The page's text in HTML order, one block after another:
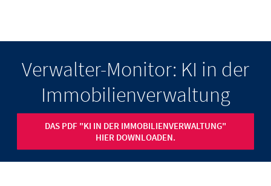
Verwalter-Monitor: KI in der
Immobilienverwaltung
DAS PDF "KI IN DER IMMOBILIENVERWALTUNG"
HIER DOWNLOADEN.